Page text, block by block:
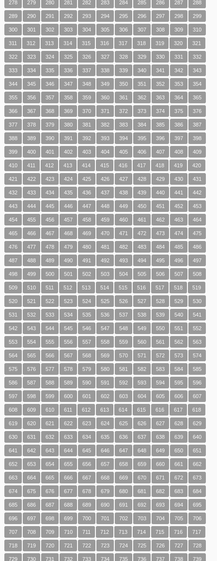
278 279 280 281 282 283 284 285 286 287 288
289 290 291 292 293 294 295 296 297 298 299
300 301 302 303 304 305 306 307 308 309 310
311 312 313 314 315 316 317 318 319 320 321
322 323 324 325 326 327 328 329 330 331 332
333 334 335 336 337 338 339 340 341 342 343
344 345 346 347 348 349 350 351 352 353 354
355 356 357 358 359 360 361 362 363 364 365
366 367 368 369 370 371 372 373 374 375 376
377 378 379 380 381 382 383 384 385 386 387
388 389 390 391 392 393 394 395 396 397 398
399 400 401 402 403 404 405 406 407 408 409
410 411 412 413 414 415 416 417 418 419 420
421 422 423 424 425 426 427 428 429 430 431
432 433 434 435 436 437 438 439 440 441 442
443 444 445 446 447 448 449 450 451 452 453
454 455 456 457 458 459 460 461 462 463 464
465 466 467 468 469 470 471 472 473 474 475
476 477 478 479 480 481 482 483 484 485 486
487 488 489 490 491 492 493 494 495 496 497
498 499 500 501 502 503 504 505 506 507 508
509 510 511 512 513 514 515 516 517 518 519
520 521 522 523 524 525 526 527 528 529 530
531 532 533 534 535 536 537 538 539 540 541
542 543 544 545 546 547 548 549 550 551 552
553 554 555 556 557 558 559 560 561 562 563
564 565 566 567 568 569 570 571 572 573 574
575 576 577 578 579 580 581 582 583 584 585
586 587 588 589 590 591 592 593 594 595 596
597 598 599 600 601 602 603 604 605 606 607
608 609 610 611 612 613 614 615 616 617 618
619 620 621 622 623 624 625 626 627 628 629
630 631 632 633 634 635 636 637 638 639 640
641 642 643 644 645 646 647 648 649 650 651
652 653 654 655 656 657 658 659 660 661 662
663 664 665 666 667 668 669 670 671 672 673
674 675 676 677 678 679 680 681 682 683 684
685 686 687 688 689 690 691 692 693 694 695
696 697 698 699 700 701 702 703 704 705 706
707 708 709 710 711 712 713 714 715 716 717
718 719 720 721 722 723 724 725 726 727 728
729 730 731 732 733 734 735 736 737 738 739